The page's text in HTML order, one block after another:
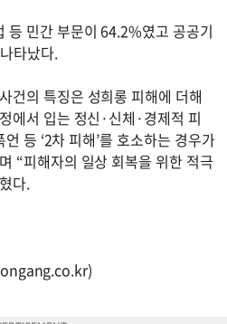
등 민간 부문이 64.2%였고 공공기
타났다.
건의 특징은 성희롱 피해에 더해
에서 입는 정신·신체·경제적 피
등 ‘2차 피해’를 호소하는 경우가
“피해자의 일상 회복을 위한 적극
다.
)